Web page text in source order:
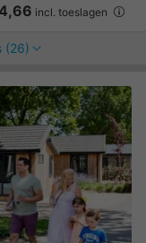
incl. toeslagen
(26)